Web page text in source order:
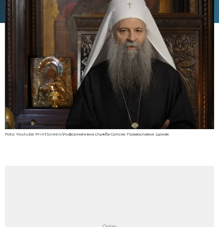
Foto: Youtube PrintScreen/Информативна служба Српске Православне Цркве